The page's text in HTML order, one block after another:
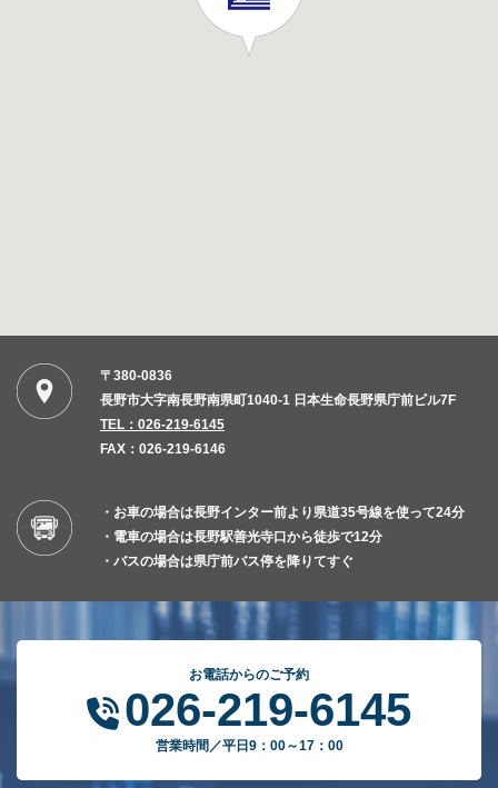
〒380-0836
長野市大字南長野南県町1040-1 日本生命長野県庁前ビル7F
TEL：026-219-6145
FAX：026-219-6146
・お車の場合は長野インター前より県道35号線を使って24分
・電車の場合は長野駅善光寺口から徒歩で12分
・バスの場合は県庁前バス停を降りてすぐ
お電話からのご予約
026-219-6145
営業時間／平日9：00～17：00